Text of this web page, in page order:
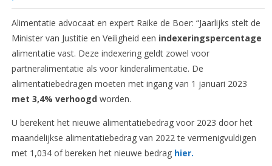
Alimentatie advocaat en expert Raike de Boer: “Jaarlijks stelt de
Minister van Justitie en Veiligheid een indexeringspercentage
alimentatie vast. Deze indexering geldt zowel voor
partneralimentatie als voor kinderalimentatie. De
alimentatiebedragen moeten met ingang van 1 januari 2023
met 3,4% verhoogdworden.
U berekent het nieuwe alimentatiebedrag voor 2023 door het
maandelijkse alimentatiebedrag van 2022 te vermenigvuldigen
met 1,034 of bereken het nieuwe bedrag hier.